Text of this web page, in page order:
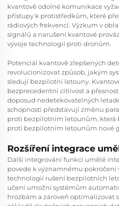
kvantově odolné komunikace
přístupy k protistředkům, které
rádiových frekvencí. Výzkum v
signálů a narušení kvantové
vývoje technologií proti dronům.
Potenciál kvantově zlepšených
revolucionizovat způsob, jakým
sledují bezpilotní letouny.
bezprecedentní citlivost a
doposud nedetekovatelných
schopnosti představují změnu
proti bezpilotním letounům, která
proti bezpilotním letounům nové
Rozšíření integrace
Další integrování funkcí umělé
povede k významnému
technologií rušení bezpilotních
učení umožní systémům
hrozbám a zároveň optimalizovat